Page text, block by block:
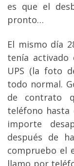
es que el
pronto…
El mismo día
tenía activado
UPS (la foto
todo normal.
de contrato
teléfono hasta
importe
después de
compruebo el
llamo por